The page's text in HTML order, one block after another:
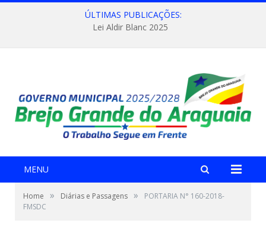
ÚLTIMAS PUBLICAÇÕES:
Lei Aldir Blanc 2025
MENU
Home » Diárias e Passagens »
PORTARIA N° 160-2018-
FMSDC